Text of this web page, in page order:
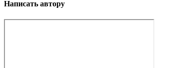
Написать автору